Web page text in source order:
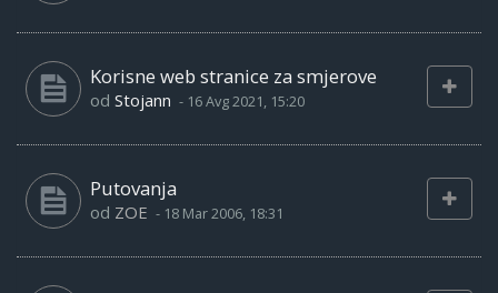
Korisne web stranice za smjerove
od Stojann - 16 Avg 2021, 15:20
Putovanja
od ZOE - 18 Mar 2006, 18:31